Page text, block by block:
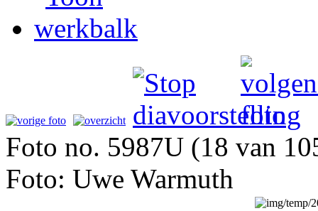
Foto no. 5987U (18 van
Foto: Uwe Warmuth